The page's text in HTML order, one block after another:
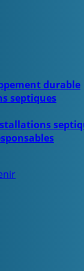
durable
septiques